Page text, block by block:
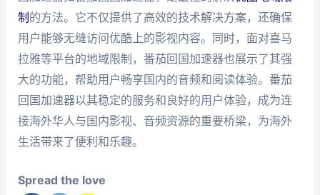
制的方法。它不仅提供了高效的技术解决方案，还确保
用户能够无缝访问优酷上的影视内容。同时，面对喜马
拉雅等平台的地域限制，番茄回国加速器也展示了其强
大的功能，帮助用户畅享国内的音频和阅读体验。番茄
回国加速器以其稳定的服务和良好的用户体验，成为连
接海外华人与国内影视、音频资源的重要桥梁，为海外
生活带来了便利和乐趣。
Spread the love